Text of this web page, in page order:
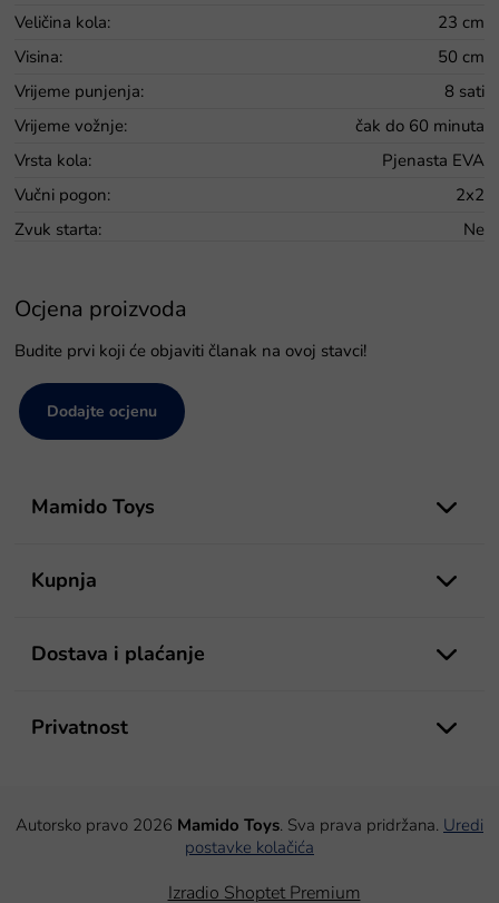
Veličina kola:
23 cm
Visina:
50 cm
Vrijeme punjenja:
8 sati
Vrijeme vožnje:
čak do 60 minuta
Vrsta kola:
Pjenasta EVA
Vučni pogon:
2x2
Zvuk starta: Ne
Ocjena proizvoda
Budite prvi koji će objaviti članak na ovoj stavci!
Dodajte ocjenu
Mamido Toys
Kupnja
Dostava i plaćanje
Privatnost
Izradio Shoptet Premium
Autorsko pravo 2026 Mamido Toys. Sva prava pridržana. Uredi
postavke kolačića